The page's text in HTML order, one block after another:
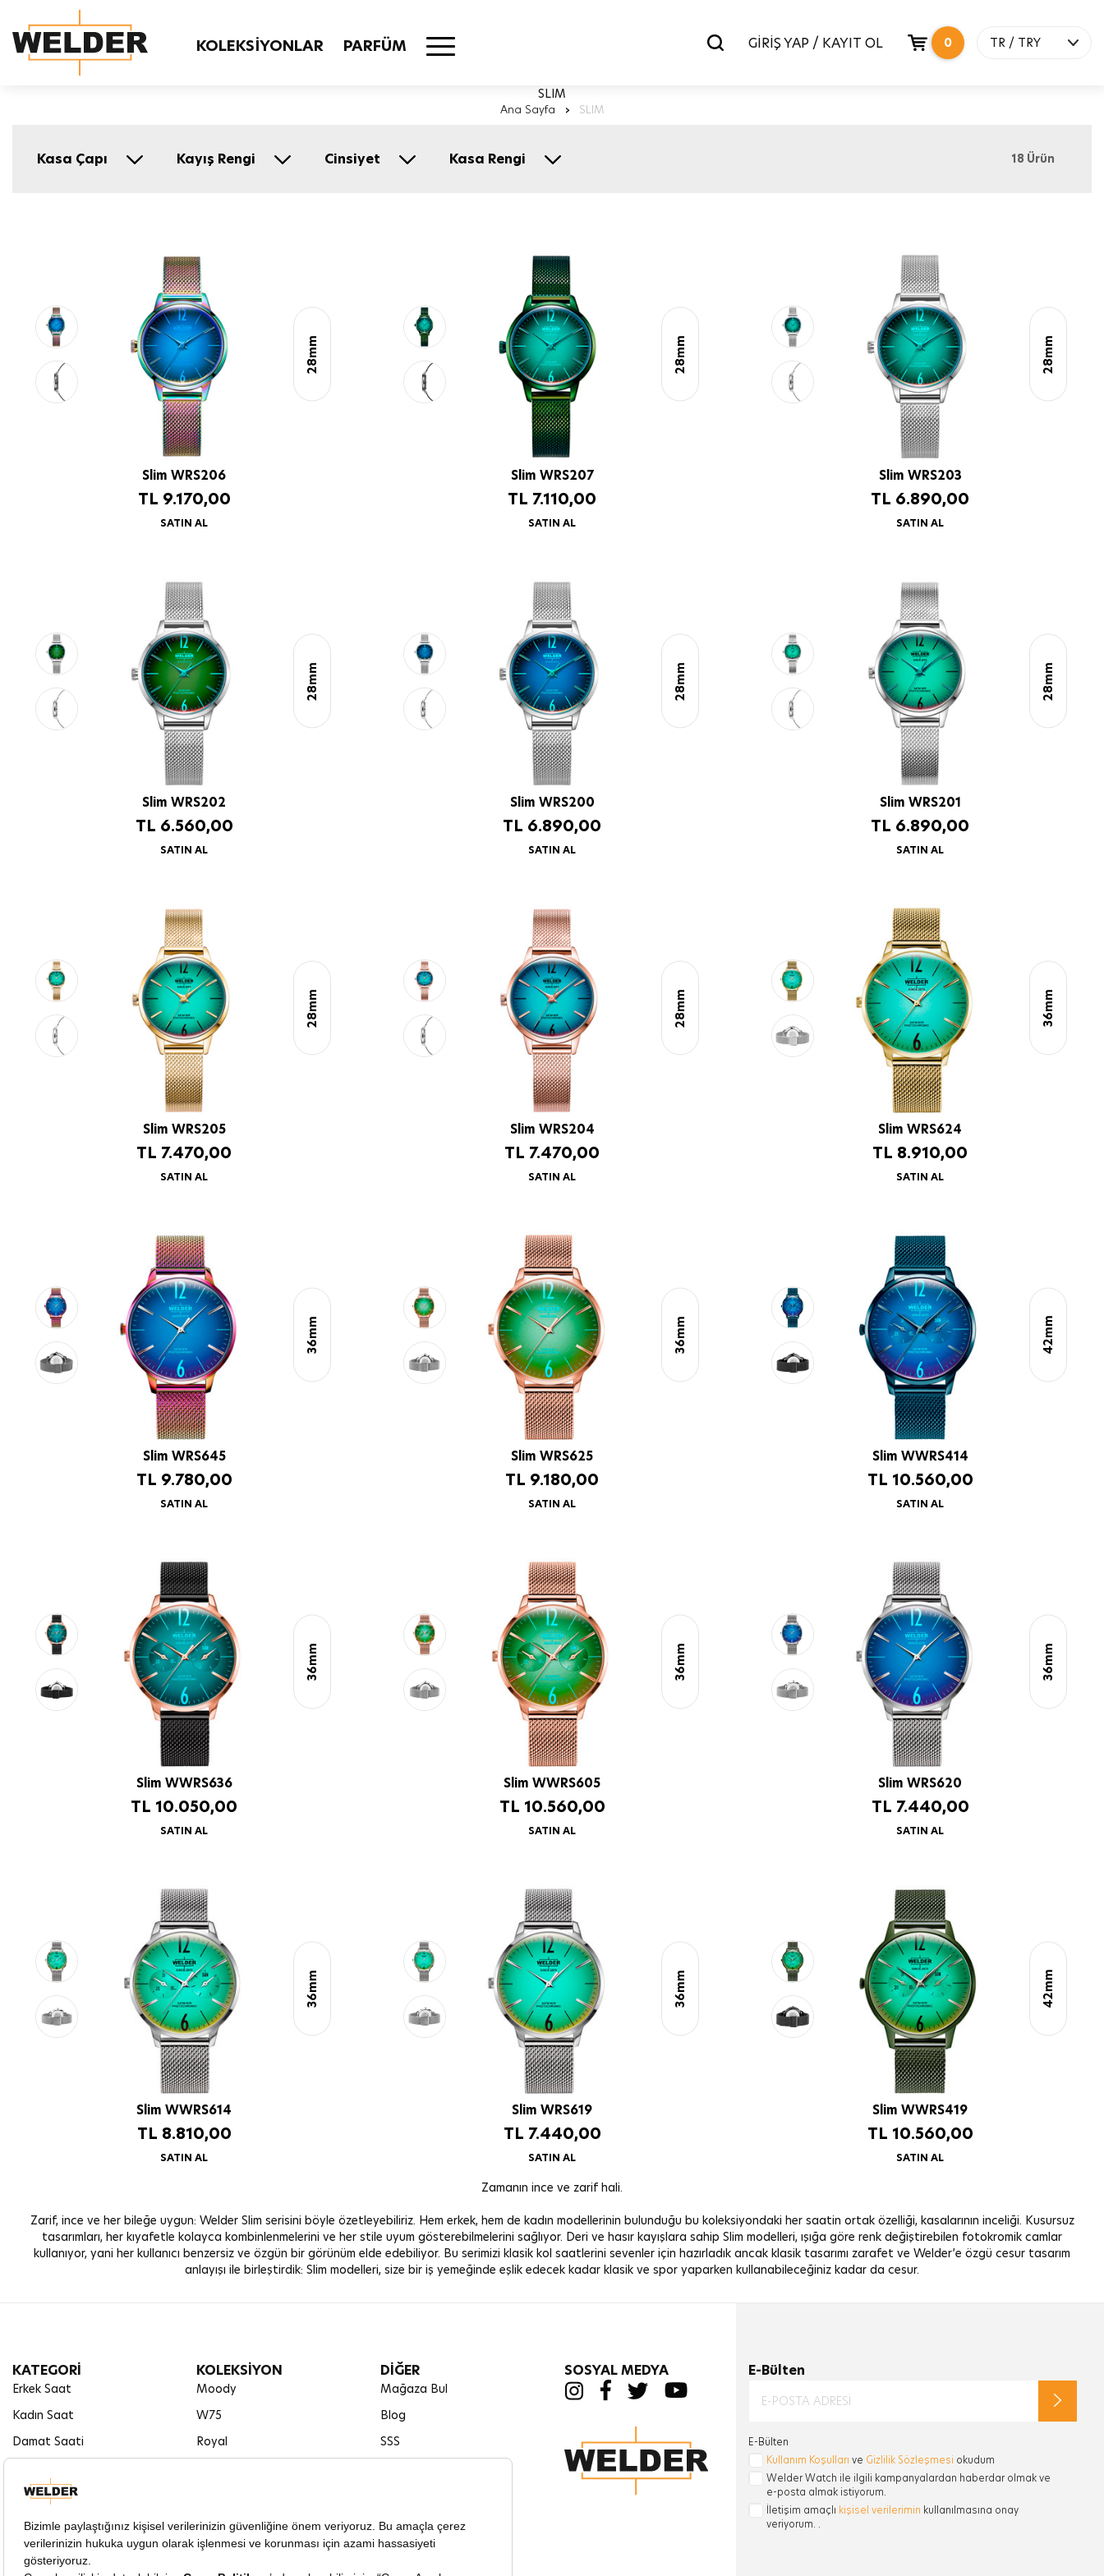
KOLEKSİYONLAR PARFÜM GİRİŞ YAP / KAYIT OL 0 TR / TRY
SLIM
Ana Sayfa › SLIM
Kasa Çapı Kayış Rengi Cinsiyet Kasa Rengi 18 Ürün
28mm
Slim WRS206
TL 9.170,00
SATIN AL
28mm
Slim WRS207
TL 7.110,00
SATIN AL
28mm
Slim WRS203
TL 6.890,00
SATIN AL
28mm
Slim WRS202
TL 6.560,00
SATIN AL
28mm
Slim WRS200
TL 6.890,00
SATIN AL
28mm
Slim WRS201
TL 6.890,00
SATIN AL
28mm
Slim WRS205
TL 7.470,00
SATIN AL
28mm
Slim WRS204
TL 7.470,00
SATIN AL
36mm
Slim WRS624
TL 8.910,00
SATIN AL
36mm
Slim WRS645
TL 9.780,00
SATIN AL
36mm
Slim WRS625
TL 9.180,00
SATIN AL
42mm
Slim WWRS414
TL 10.560,00
SATIN AL
36mm
Slim WWRS636
TL 10.050,00
SATIN AL
36mm
Slim WWRS605
TL 10.560,00
SATIN AL
36mm
Slim WRS620
TL 7.440,00
SATIN AL
36mm
Slim WWRS614
TL 8.810,00
SATIN AL
36mm
Slim WRS619
TL 7.440,00
SATIN AL
42mm
Slim WWRS419
TL 10.560,00
SATIN AL
Zamanın ince ve zarif hali.
Zarif, ince ve her bileğe uygun: Welder Slim serisini böyle özetleyebiliriz. Hem erkek, hem de kadın modellerinin bulunduğu bu koleksiyondaki her saatin ortak özelliği, kasalarının inceliği. Kusursuz
tasarımları, her kıyafetle kolayca kombinlenmelerini ve her stile uyum gösterebilmelerini sağlıyor. Deri ve hasır kayışlara sahip Slim modelleri, ışığa göre renk değiştirebilen fotokromik camlar
kullanıyor, yani her kullanıcı benzersiz ve özgün bir görünüm elde edebiliyor. Bu serimizi klasik kol saatlerini sevenler için hazırladık ancak klasik tasarımı zarafet ve Welder’e özgü cesur tasarım
anlayışı ile birleştirdik: Slim modelleri, size bir iş yemeğinde eşlik edecek kadar klasik ve spor yaparken kullanabileceğiniz kadar da cesur.
E-Bülten
E-Bülten
Kullanım Koşulları ve Gizlilik Sözleşmesi okudum
Welder Watch ile ilgili kampanyalardan haberdar olmak ve
e-posta almak istiyorum.
İletişim amaçlı kişisel verilerimin kullanılmasına onay
veriyorum. .
KATEGORİ
Erkek Saat
Kadın Saat
Damat Saati
Çift Saati
KOLEKSİYON
Moody
W75
Royal
Spark
Slim
The Bold
DİĞER
Mağaza Bul
Blog
SSS
İade, Geri Ödeme ve
Değişim Şartları
SOSYAL MEDYA